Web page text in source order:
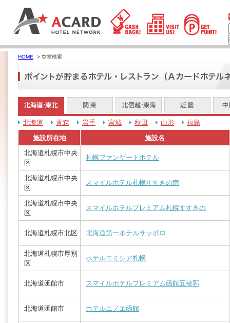
HOME > 空室検索
北海道 青森 岩手 宮城 秋田 山形
福島
施設所在地
施設名
北海道札幌市中央
区
札幌ファンゲートホテル
北海道札幌市中央
区
スマイルホテル札幌すすきの南
北海道札幌市中央
区
スマイルホテルプレミアム札幌すすきの
北海道札幌市北区 北海道第一ホテルサッポロ
北海道札幌市厚別
区
ホテルエミシア札幌
北海道函館市 スマイルホテルプレミアム函館五稜郭
北海道函館市 ホテルエノエ函館